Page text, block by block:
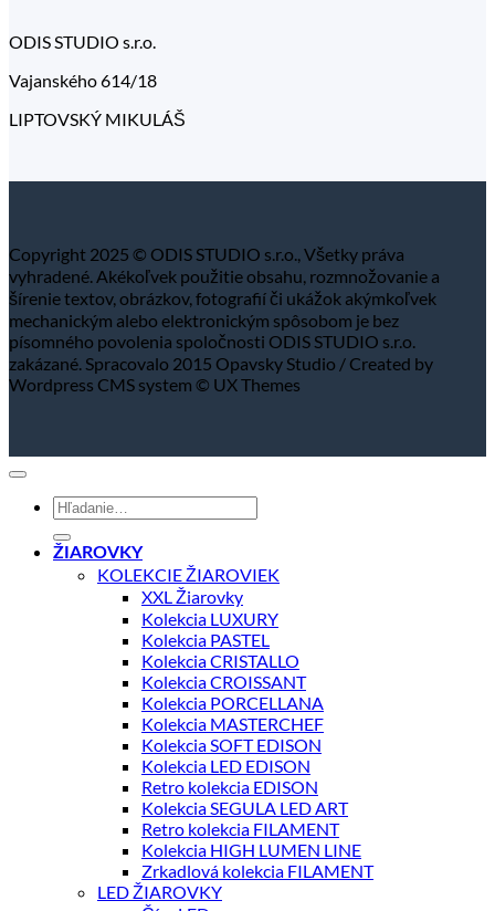
ODIS STUDIO s.r.o.
Vajanského 614/18
LIPTOVSKÝ MIKULÁŠ
Copyright 2025 © ODIS STUDIO s.r.o., Všetky práva
vyhradené. Akékoľvek použitie obsahu, rozmnožovanie a
šírenie textov, obrázkov, fotografií či ukážok akýmkoľvek
mechanickým alebo elektronickým spôsobom je bez
písomného povolenia spoločnosti ODIS STUDIO s.r.o.
zakázané. Spracovalo 2015 Opavsky Studio / Created by
Wordpress CMS system © UX Themes
Hľadať:
ŽIAROVKY
KOLEKCIE ŽIAROVIEK
XXL Žiarovky
Kolekcia LUXURY
Kolekcia PASTEL
Kolekcia CRISTALLO
Kolekcia CROISSANT
Kolekcia PORCELLANA
Kolekcia MASTERCHEF
Kolekcia SOFT EDISON
Kolekcia LED EDISON
Retro kolekcia EDISON
Kolekcia SEGULA LED ART
Retro kolekcia FILAMENT
Kolekcia HIGH LUMEN LINE
Zrkadlová kolekcia FILAMENT
LED ŽIAROVKY